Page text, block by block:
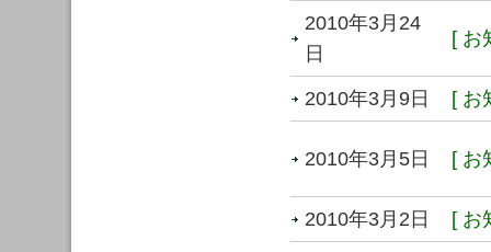
2010年3月24
日
[ お
2010年3月9日 [ お
2010年3月5日 [ お
2010年3月2日 [ お